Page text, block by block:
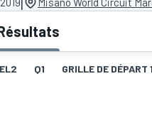
EL2 Q1 GRILLE DE DÉPART 1